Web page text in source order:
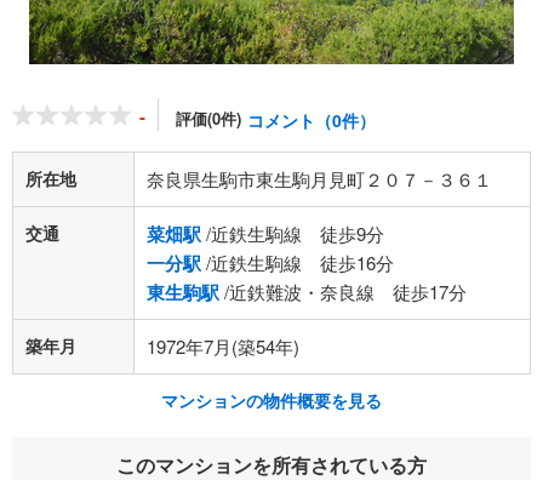
- 評価(0件) コメント（0件）
所在地 奈良県生駒市東生駒月見町２０７－３６１
交通 菜畑駅/近鉄生駒線 徒歩9分
一分駅/近鉄生駒線 徒歩16分
東生駒駅/近鉄難波・奈良線 徒歩17分
築年月 1972年7月(築54年)
マンションの物件概要を見る
このマンションを所有されている方